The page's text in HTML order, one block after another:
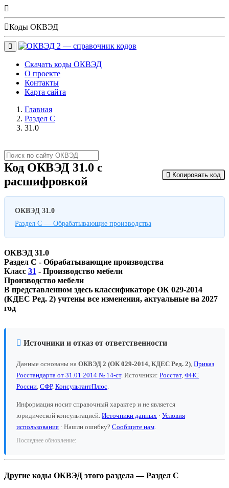
Коды ОКВЭД
Скачать коды ОКВЭД
О проекте
Контакты
Карта сайта
Главная(current)
Раздел C
31.0
Код ОКВЭД 31.0 с
расшифровкой
Копировать код
ОКВЭД 31.0
Раздел C — Обрабатывающие производства
ОКВЭД 31.0
Раздел C - Обрабатывающие производства
Класс 31 - Производство мебели
Производство мебели
В представленном здесь классификаторе ОК 029-2014
(КДЕС Ред. 2) учтены все изменения, актуальные на 2027
год
Источники и отказ от ответственности
Данные основаны на ОКВЭД 2 (ОК 029-2014, КДЕС Ред. 2), Приказ
Росстандарта от 31.01.2014 № 14-ст. Источники: Росстат, ФНС
России, СФР, КонсультантПлюс.
Информация носит справочный характер и не является
юридической консультацией. Источники данных · Условия
использования · Нашли ошибку? Сообщите нам.
Последнее обновление:
Другие коды ОКВЭД этого раздела — Раздел C